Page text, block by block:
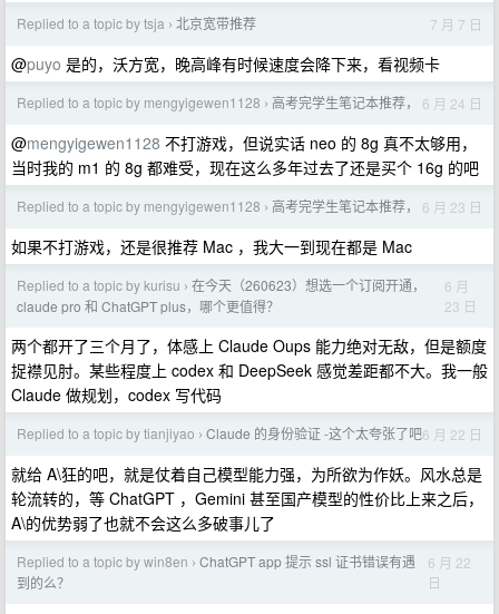
Replied to a topic by tsja › 北京宽带推荐 7 月 7 日
@puyo 是的，沃方宽，晚高峰有时候速度会降下来，看视频卡
Replied to a topic by mengyigewen1128 › 高考完学生笔记本推荐， 6 月 24 日
@mengyigewen1128 不打游戏，但说实话 neo 的 8g 真不太够用，
当时我的 m1 的 8g 都难受，现在这么多年过去了还是买个 16g 的吧
Replied to a topic by mengyigewen1128 › 高考完学生笔记本推荐， 6 月 23 日
如果不打游戏，还是很推荐 Mac ，我大一到现在都是 Mac
Replied to a topic by kurisu › 在今天（260623）想选一个订阅开通，
claude pro 和 ChatGPT plus，哪个更值得？
6 月
23 日
两个都开了三个月了，体感上 Claude Oups 能力绝对无敌，但是额度
捉襟见肘。某些程度上 codex 和 DeepSeek 感觉差距都不大。我一般
Claude 做规划，codex 写代码
Replied to a topic by tianjiyao › Claude 的身份验证 -这个太夸张了吧6 月 22 日
就给 A\狂的吧，就是仗着自己模型能力强，为所欲为作妖。风水总是
轮流转的，等 ChatGPT ，Gemini 甚至国产模型的性价比上来之后，
A\的优势弱了也就不会这么多破事儿了
Replied to a topic by win8en › ChatGPT app 提示 ssl 证书错误有遇
到的么？
6 月 22
日